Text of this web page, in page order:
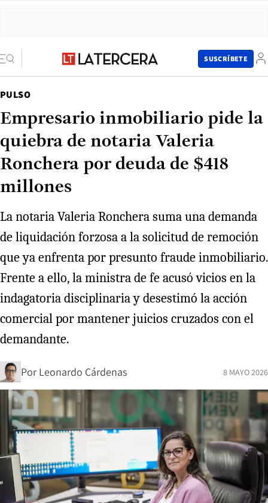
SUSCRÍBETE
PULSO
Empresario inmobiliario pide la
quiebra de notaria Valeria
Ronchera por deuda de $418
millones
La notaria Valeria Ronchera suma una demanda
de liquidación forzosa a la solicitud de remoción
que ya enfrenta por presunto fraude inmobiliario.
Frente a ello, la ministra de fe acusó vicios en la
indagatoria disciplinaria y desestimó la acción
comercial por mantener juicios cruzados con el
demandante.
Por Leonardo Cárdenas 8 MAYO 2026